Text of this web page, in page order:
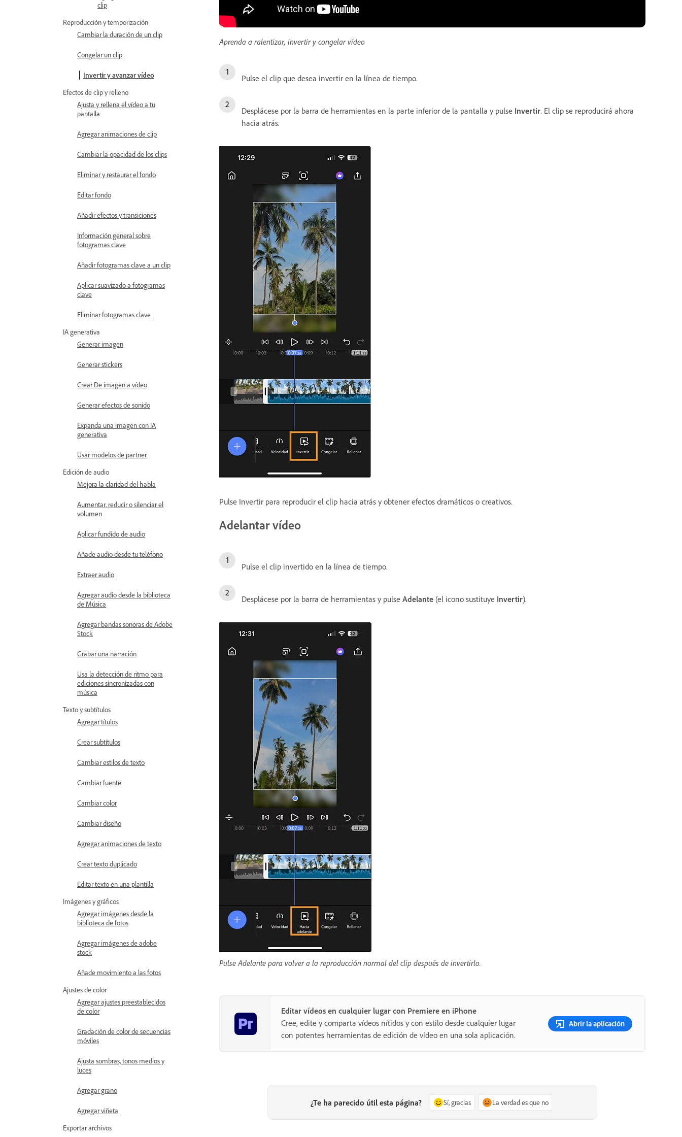
clip
Reproducción y temporización
Cambiar la duración de un clip
Congelar un clip
Invertir y avanzar vídeo
Efectos de clip y relleno
Ajusta y rellena el vídeo a tu
pantalla
Agregar animaciones de clip
Cambiar la opacidad de los clips
Eliminar y restaurar el fondo
Editar fondo
Añadir efectos y transiciones
Información general sobre
fotogramas clave
Añadir fotogramas clave a un clip
Aplicar suavizado a fotogramas
clave
Eliminar fotogramas clave
IA generativa
Generar imagen
Generar stickers
Crear De imagen a vídeo
Generar efectos de sonido
Expanda una imagen con IA
generativa
Usar modelos de partner
Edición de audio
Mejora la claridad del habla
Aumentar, reducir o silenciar el
volumen
Aplicar fundido de audio
Añade audio desde tu teléfono
Extraer audio
Agregar audio desde la biblioteca
de Música
Agregar bandas sonoras de Adobe
Stock
Grabar una narración
Usa la detección de ritmo para
ediciones sincronizadas con
música
Texto y subtítulos
Agregar títulos
Crear subtítulos
Cambiar estilos de texto
Cambiar fuente
Cambiar color
Cambiar diseño
Agregar animaciones de texto
Crear texto duplicado
Editar texto en una plantilla
Imágenes y gráficos
Agregar imágenes desde la
biblioteca de fotos
Agregar imágenes de adobe
stock
Añade movimiento a las fotos
Ajustes de color
Agregar ajustes preestablecidos
de color
Gradación de color de secuencias
móviles
Ajusta sombras, tonos medios y
luces
Agregar grano
Agregar viñeta
Exportar archivos
Aprenda a ralentizar, invertir y congelar vídeo
Pulse el clip que desea invertir en la línea de tiempo.
Desplácese por la barra de herramientas en la parte inferior de la pantalla y pulse Invertir. El clip se reproducirá ahora
hacia atrás.
Pulse Invertir para reproducir el clip hacia atrás y obtener efectos dramáticos o creativos.
Adelantar vídeo
Pulse el clip invertido en la línea de tiempo.
Desplácese por la barra de herramientas y pulse Adelante (el icono sustituye Invertir).
Pulse Adelante para volver a la reproducción normal del clip después de invertirlo.
Editar vídeos en cualquier lugar con Premiere en iPhone
Cree, edite y comparta vídeos nítidos y con estilo desde cualquier lugar
con potentes herramientas de edición de vídeo en una sola aplicación.
Abrir la aplicación
¿Te ha parecido útil esta página? Sí, gracias La verdad es que no